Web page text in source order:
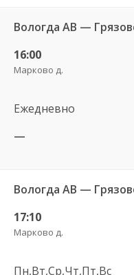
Вологда АВ —
16:00
Марково д.
Ежедневно
—
Вологда АВ —
17:10
Марково д.
Пн,Вт,Ср,Чт,Пт,Вс